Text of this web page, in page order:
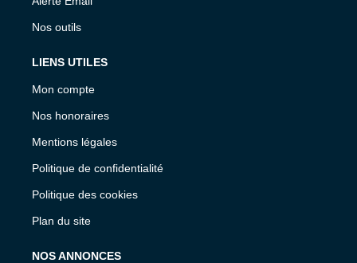
Nos outils
LIENS UTILES
Mon compte
Nos honoraires
Mentions légales
Politique de confidentialité
Politique des cookies
Plan du site
NOS ANNONCES